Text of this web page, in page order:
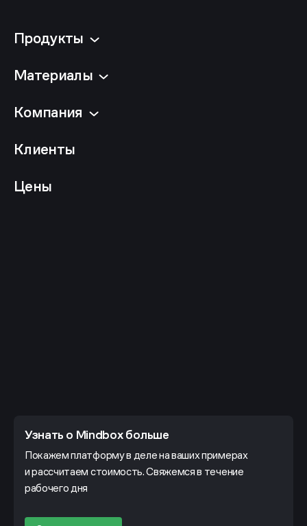
Продукты
Материалы
Компания
Клиенты
Цены
Узнать о Mindbox больше
Покажем платформу в деле на ваших примерах
и рассчитаем стоимость. Свяжемся в течение
рабочего дня